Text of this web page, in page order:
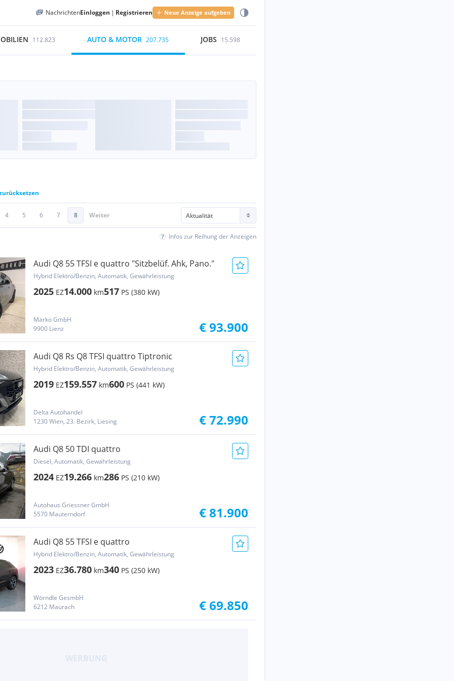
NachrichtenEinloggen | Registrieren Neue Anzeige aufgeben
112.823 AUTO & MOTOR 207.735 JOBS 15.598
4 5 6 7 8 Weiter
Infos zur Reihung der Anzeigen
Audi Q8 55 TFSI e quattro "Sitzbelüf. Ahk, Pano."
Hybrid Elektro/Benzin, Automatik, Gewährleistung
2025 EZ14.000 km517 PS (380 kW)
Marko GmbH
9900 Lienz
€ 93.900
Audi Q8 Rs Q8 TFSI quattro Tiptronic
Hybrid Elektro/Benzin, Automatik, Gewährleistung
2019 EZ159.557 km600 PS (441 kW)
Delta Autohandel
1230 Wien, 23. Bezirk, Liesing
€ 72.990
Audi Q8 50 TDI quattro
Diesel, Automatik, Gewährleistung
2024 EZ19.266 km286 PS (210 kW)
Autohaus Griessner GmbH
5570 Mauterndorf
€ 81.900
Audi Q8 55 TFSI e quattro
Hybrid Elektro/Benzin, Automatik, Gewährleistung
2023 EZ36.780 km340 PS (250 kW)
Wörndle GesmbH
6212 Maurach
€ 69.850